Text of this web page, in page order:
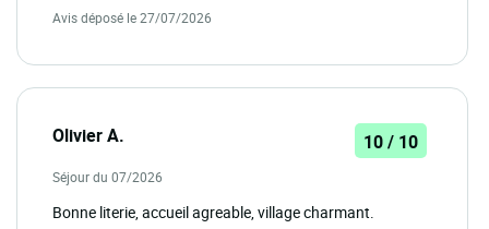
Avis déposé le 27/07/2026
Olivier A. 10 / 10
Séjour du 07/2026
Bonne literie, accueil agreable, village charmant.